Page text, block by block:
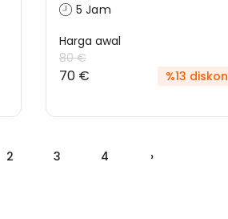
5 Jam
Harga awal
80 €
70 € %13 diskon
2 3 4 ›